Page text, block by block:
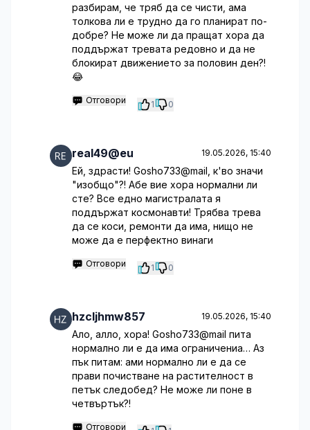
разбирам, че тряб да се чисти, ама
толкова ли е трудно да го планират по-
добре? Не може ли да пращат хора да
поддържат тревата редовно и да не
блокират движението за половин ден?!
😂
Отговори 1 0
real49@eu 19.05.2026, 15:40
Ей, здрасти! Gosho733@mail, к'во значи
"изобщо"?! Абе вие хора нормални ли
сте? Все едно магистралата я
поддържат космонавти! Трябва трева
да се коси, ремонти да има, нищо не
може да е перфектно винаги
Отговори 1 0
hzcljhmw857 19.05.2026, 15:40
Ало, алло, хора! Gosho733@mail пита
нормално ли е да има ограничениа… Аз
пък питам: ами нормално ли е да се
прави почистване на растителност в
петък следобед? Не може ли поне в
четвъртък?!
Отговори